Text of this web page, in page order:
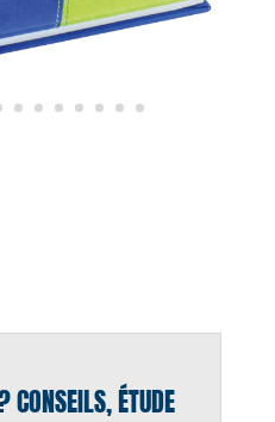
CONSEILS, ÉTUDE